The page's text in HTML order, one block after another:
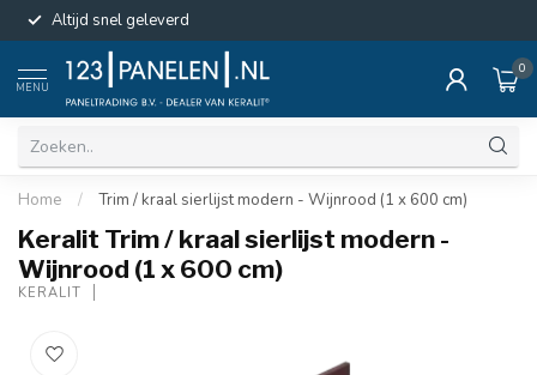
Altijd snel geleverd
MENU
0
Home / Trim / kraal sierlijst modern - Wijnrood (1 x 600 cm)
Keralit Trim / kraal sierlijst modern -
Wijnrood (1 x 600 cm)
KERALIT